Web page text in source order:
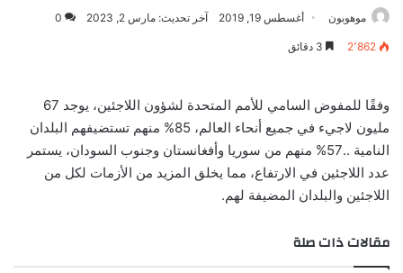
موهوبون أغسطس 19, 2019 آخر تحديث: مارس 2, 2023 0
2٬862
وفقًا للمفوض السامي للأمم المتحدة لشؤون اللاجئين، يوجد 67
مليون لاجيء في جميع أنحاء العالم، 85% منهم تستضيفهم البلدان
النامية ..57% منهم من سوريا وأفغانستان وجنوب السودان، يستمر
عدد اللاجئين في الارتفاع، مما يخلق المزيد من الأزمات لكل من
اللاجئين والبلدان المضيفة لهم.
مقالات ذات صلة